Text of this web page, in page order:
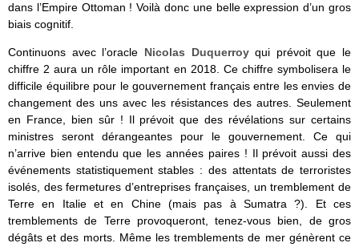
dans l’Empire Ottoman ! Voilà donc une belle expression d’un gros
biais cognitif.
Continuons avec l’oracle Nicolas Duquerroyqui prévoit que le
chiffre 2 aura un rôle important en 2018. Ce chiffre symbolisera le
difficile équilibre pour le gouvernement français entre les envies de
changement des uns avec les résistances des autres. Seulement
en France, bien sûr ! Il prévoit que des révélations sur certains
ministres seront dérangeantes pour le gouvernement. Ce qui
n’arrive bien entendu que les années paires ! Il prévoit aussi des
événements statistiquement stables : des attentats de terroristes
isolés, des fermetures d’entreprises françaises, un tremblement de
Terre en Italie et en Chine (mais pas à Sumatra ?). Et ces
tremblements de Terre provoqueront, tenez-vous bien, de gros
dégâts et des morts. Même les tremblements de mer génèrent ce